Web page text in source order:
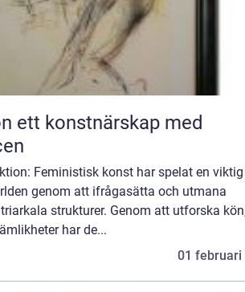
Feministisk konst har spelat en
genom att ifrågasätta och utmana
strukturer. Genom att utforska
har de...
01 februari